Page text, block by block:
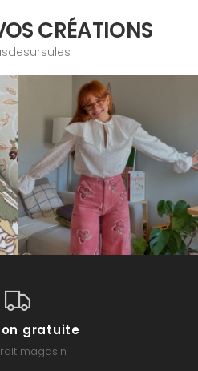
CRÉATIONS
gratuite
magasin